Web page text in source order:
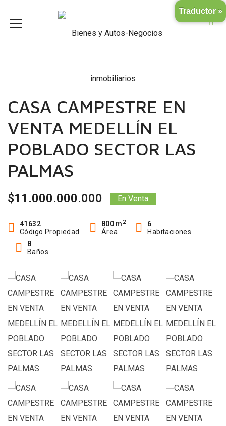
CASA CAMPESTRE EN
VENTA MEDELLÍN EL
POBLADO SECTOR LAS
PALMAS
$11.000.000.000 En Venta
41632
Código Propiedad
800 m 2
Área
6
Habitaciones
8
Baños
Traductor »